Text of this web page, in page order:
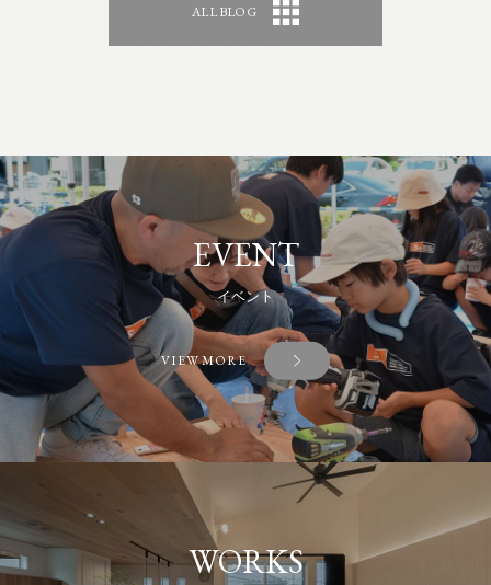
ALL BLOG
EVENT
イベント
VIEW MORE
WORKS